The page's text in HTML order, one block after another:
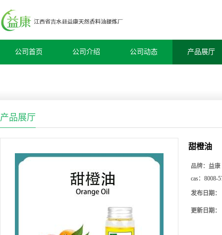
公司首页 公司介绍 公司动态 产品展厅
产品展厅
甜橙油
品牌： 益康
cas： 8008-
发布日期：
更新日期：